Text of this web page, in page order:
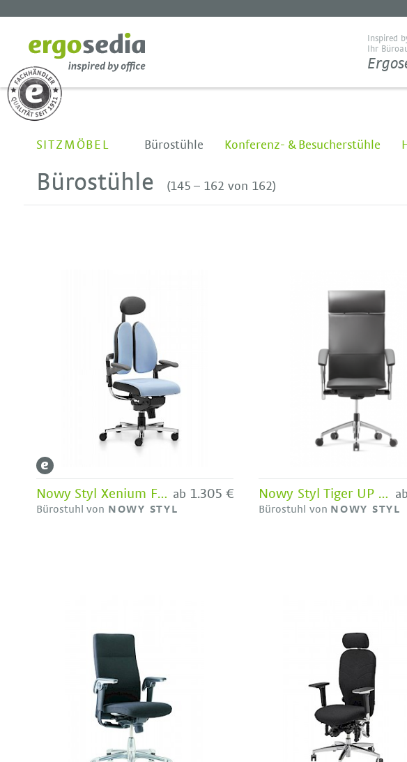
Inspired
Ihr
SITZMÖBEL Bürostühle Konferenz- & Besucherstühle
Bürostühle (145 – 162 von 162)
Nowy Styl Xenium Freework Duo Back mit Kopfstütze
Bürostuhl von NOWY STYL
ab 1.305 € Nowy Styl Tiger UP mit Kopfstütze
Bürostuhl von NOWY STYL
ab